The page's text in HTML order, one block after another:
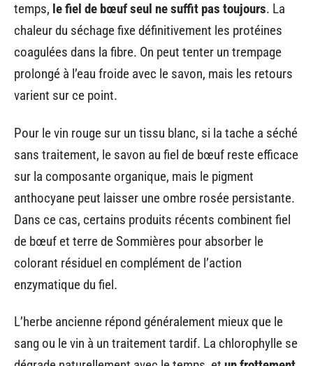
temps, le fiel de bœuf seul ne suffit pas toujours. La
chaleur du séchage fixe définitivement les protéines
coagulées dans la fibre. On peut tenter un trempage
prolongé à l’eau froide avec le savon, mais les retours
varient sur ce point.
Pour le vin rouge sur un tissu blanc, si la tache a séché
sans traitement, le savon au fiel de bœuf reste efficace
sur la composante organique, mais le pigment
anthocyane peut laisser une ombre rosée persistante.
Dans ce cas, certains produits récents combinent fiel
de bœuf et terre de Sommières pour absorber le
colorant résiduel en complément de l’action
enzymatique du fiel.
L’herbe ancienne répond généralement mieux que le
sang ou le vin à un traitement tardif. La chlorophylle se